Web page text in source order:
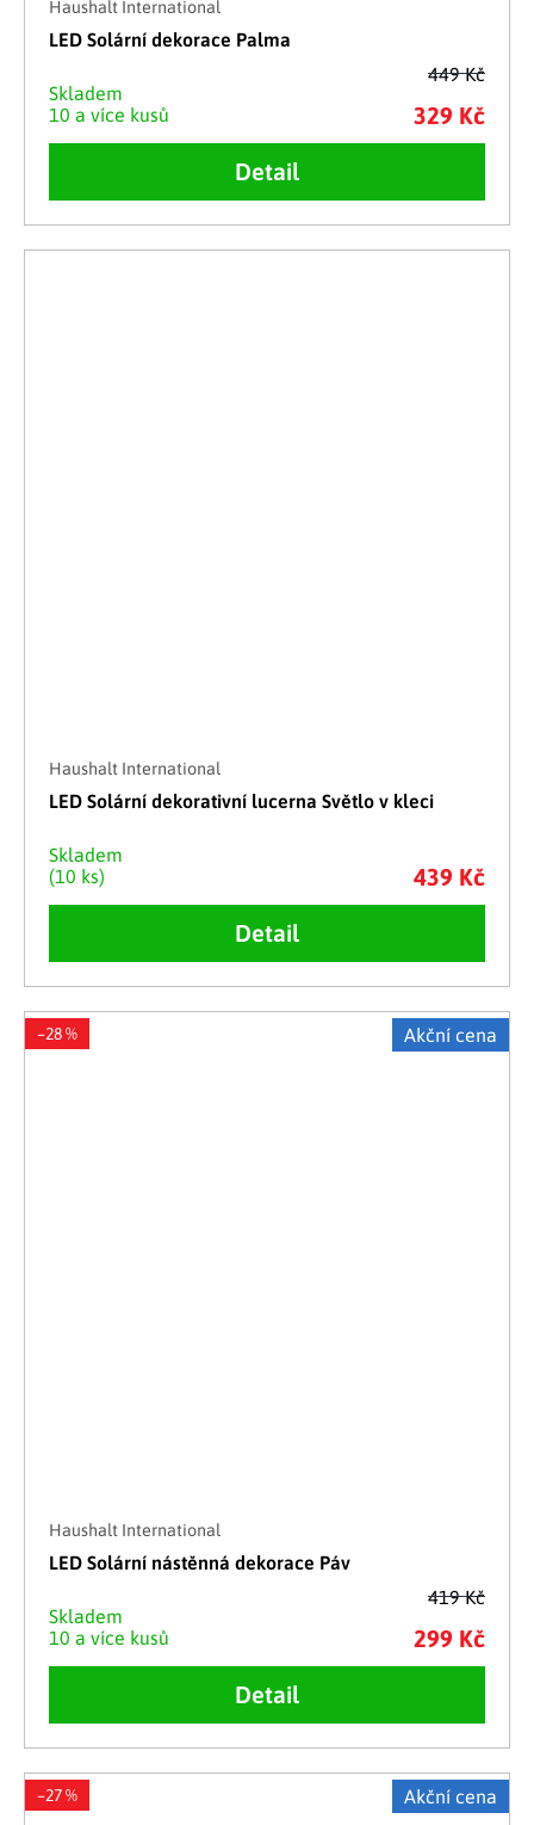
449 Kč
Haushalt International
LED Solární dekorace Palma
Skladem
10 a více kusů
329 Kč
Detail
Haushalt International
LED Solární dekorativní lucerna Světlo v kleci
Skladem
(10 ks)
439 Kč
Detail
Akční cena
419 Kč
–28 %
Haushalt International
LED Solární nástěnná dekorace Páv
Skladem
10 a více kusů
299 Kč
Detail
Akční cena
–27 %